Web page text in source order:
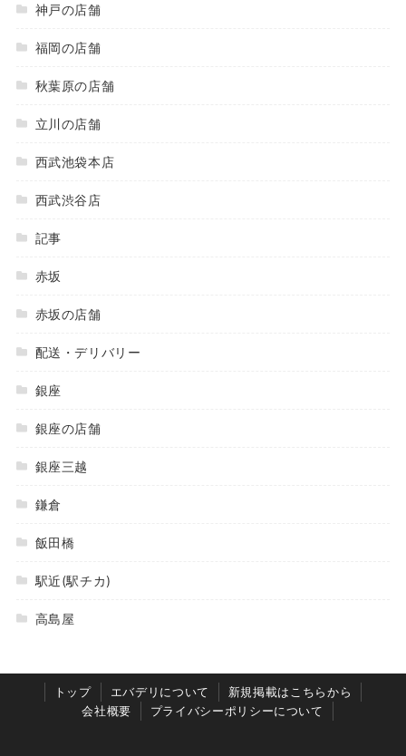
神戸の店舗
福岡の店舗
秋葉原の店舗
立川の店舗
西武池袋本店
西武渋谷店
記事
赤坂
赤坂の店舗
配送・デリバリー
銀座
銀座の店舗
銀座三越
鎌倉
飯田橋
駅近(駅チカ)
高島屋
トップ エバデリについて
新規掲載はこちらから
会社概要
プライバシーポリシーについて